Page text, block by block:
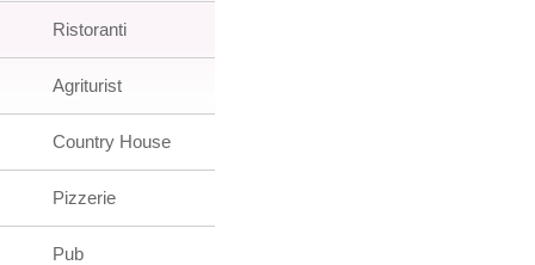
Ristoranti
Agriturist
Country House
Pizzerie
Pub